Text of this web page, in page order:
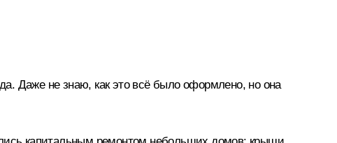
Даже не знаю, как это всё было оформлено, но она